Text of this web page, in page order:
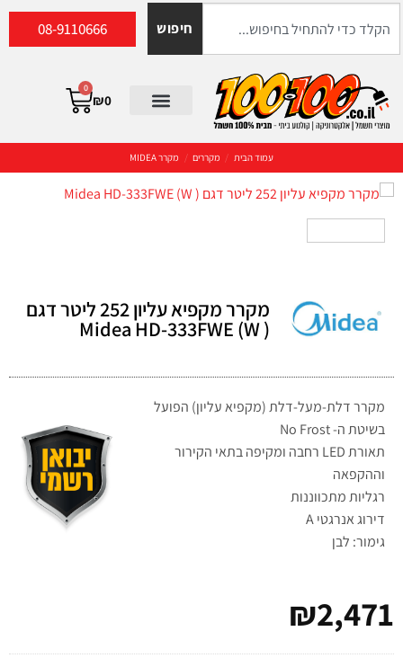
חיפוש 08-9110666
₪0
0
עמוד הבית / מקררים / מקרר MIDEA
מקרר מקפיא עליון 252 ליטר דגם
( Midea HD-333FWE (W
מקרר דלת-מעל-דלת (מקפיא עליון) הפועל
בשיטת ה- No Frost
תאורת LED רחבה ומקיפה בתאי הקירור
וההקפאה
רגליות מתכווננות
דירוג אנרגטי A
גימור: לבן
₪2,471